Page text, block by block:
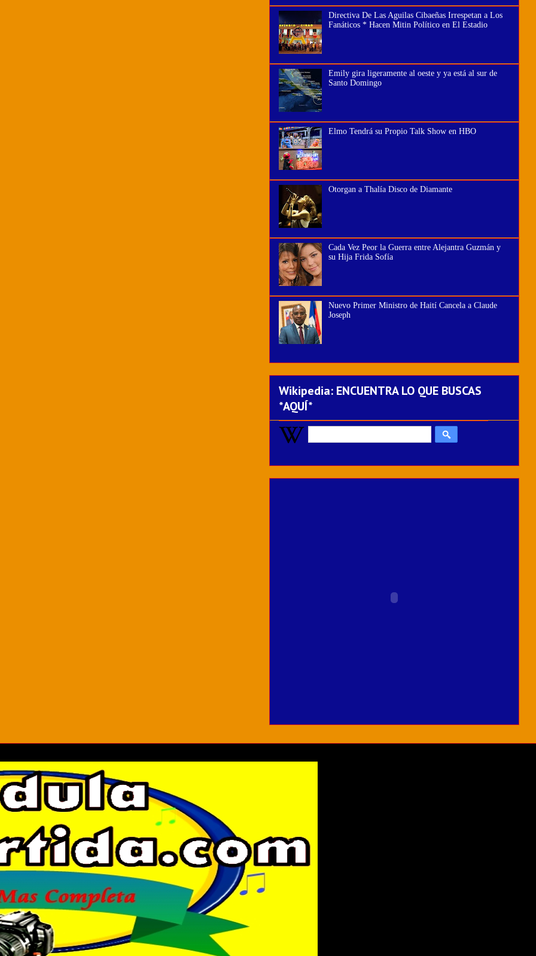
Directiva De Las Aguilas Cibaeñas Irrespetan a Los
Fanáticos * Hacen Mitin Político en El Estadio
Emily gira ligeramente al oeste y ya está al sur de
Santo Domingo
Elmo Tendrá su Propio Talk Show en HBO
Otorgan a Thalía Disco de Diamante
Cada Vez Peor la Guerra entre Alejantra Guzmán y
su Hija Frida Sofía
Nuevo Primer Ministro de Haití Cancela a Claude
Joseph
Wikipedia: ENCUENTRA LO QUE BUSCAS
*AQUÍ*